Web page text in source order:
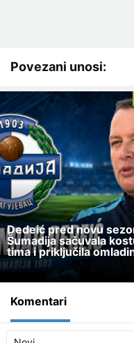
Povezani unosi:
Dedeić pred novu
Šumadija sačuvala
tima i priključila
Komentari